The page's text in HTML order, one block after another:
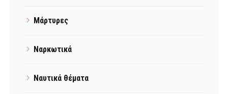
Μάρτυρες
Ναρκωτικά
Ναυτικά θέματα